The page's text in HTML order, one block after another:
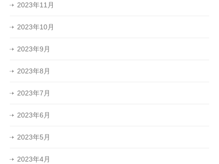
2023年11月
2023年10月
2023年9月
2023年8月
2023年7月
2023年6月
2023年5月
2023年4月